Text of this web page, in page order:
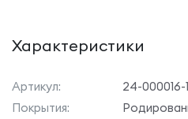
Характеристики
Артикул:
24-000016-
Покрытия: